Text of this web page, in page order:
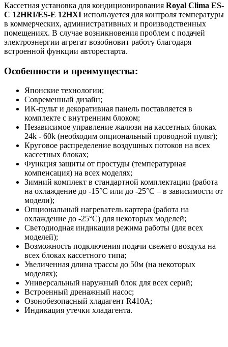
Кассетная установка для кондиционирования Royal Clima ES-
C 12HRI/ES-E 12HXI используется для контроля температуры
в коммерческих, административных и производственных
помещениях. В случае возникновения проблем с подачей
электроэнергии агрегат возобновит работу благодаря
встроенной функции авторестарта.
Особенности и преимущества:
Японские технологии;
Современный дизайн;
ИК-пульт и декоративная панель поставляется в
комплекте с внутренним блоком;
Независимое управление жалюзи на кассетных блоках
24k - 60k (необходим опциональный проводной пульт);
Круговое распределение воздушных потоков на всех
кассетных блоках;
Функция защиты от простуды (температурная
компенсация) на всех моделях;
Зимний комплект в стандартной комплектации (работа
на охлаждение до -15°С или до -25°С – в зависимости от
модели);
Опциональный нагреватель картера (работа на
охлаждение до -25°С) для некоторых моделей;
Светодиодная индикация режима работы (для всех
моделей);
Возможность подключения подачи свежего воздуха на
всех блоках кассетного типа;
Увеличенная длина трассы до 50м (на некоторых
моделях);
Универсальный наружный блок для всех серий;
Встроенный дренажный насос;
Озонобезопасный хладагент R410A;
Индикация утечки хладагента.